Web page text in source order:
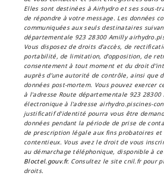
Elles sont destinées à Airhydro et ses sous-
de répondre à votre message. Les données
communiquées aux seuls destinataires
départementale 923 28300 Amilly
Vous disposez de droits d’accès, de
portabilité, de limitation, d’opposition, de
consentement à tout moment et du droit
auprès d’une autorité de contrôle, ainsi que
données post-mortem. Vous pouvez exercer
à l'adresse Route départementale 923
électronique à l'adresse airhydro.piscines-
justificatif d'identité pourra vous être
données pendant la période de prise de
de prescription légale aux fins probatoires et
contentieux. Vous avez le droit de vous
au démarchage téléphonique, disponible à
Bloctel.gouv.fr. Consultez le site cnil.fr pour
droits.